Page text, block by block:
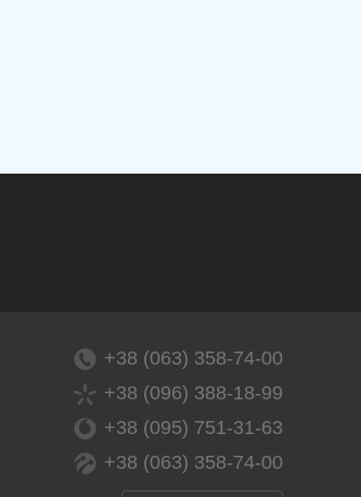
+38 (063) 358-74-00
+38 (096) 388-18-99
+38 (095) 751-31-63
+38 (063) 358-74-00